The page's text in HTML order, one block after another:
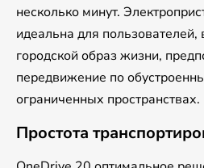
несколько минут.
идеальна для
городской образ жизни,
передвижение по
ограниченных пространствах.
Простота